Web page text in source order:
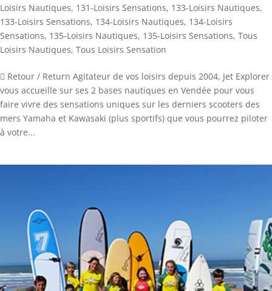
Loisirs Nautiques, 131-Loisirs Sensations, 133-Loisirs Nautiques,
133-Loisirs Sensations, 134-Loisirs Nautiques, 134-Loisirs
Sensations, 135-Loisirs Nautiques, 135-Loisirs Sensations, Tous
Loisirs Nautiques, Tous Loisirs Sensation
 Retour / Return Agitateur de vos loisirs depuis 2004, Jet Explorer
vous accueille sur ses 2 bases nautiques en Vendée pour vous
faire vivre des sensations uniques sur les derniers scooters des
mers Yamaha et Kawasaki (plus sportifs) que vous pourrez piloter
à votre...